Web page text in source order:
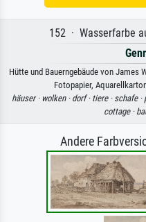
152 · Wasserfarbe
Hütte und Bauerngebäude von James
Fotopapier,
häuser · wolken · dorf · tiere · schafe ·
cottage ·
Andere